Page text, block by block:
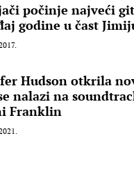
počinje najveći
godine u čast
Hudson otkrila
nalazi na
Franklin